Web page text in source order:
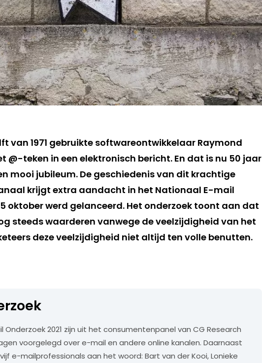
van 1971 gebruikte softwareontwikkelaar Raymond
@-teken in een elektronisch bericht. En dat is nu 50 jaar
mooi jubileum. De geschiedenis van dit krachtige
krijgt extra aandacht in het Nationaal E-mail
oktober werd gelanceerd. Het onderzoek toont aan dat
steeds waarderen vanwege de veelzijdigheid van het
deze veelzijdigheid niet altijd ten volle benutten.
Onderzoek 2021 zijn uit het consumentenpanel van CG Research
voorgelegd over e-mail en andere online kanalen. Daarnaast
e-mailprofessionals aan het woord: Bart van der Kooi, Lonieke